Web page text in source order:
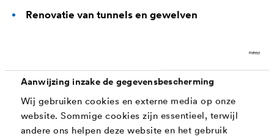
Aanwijzing inzake de gegevensbescherming
Wij gebruiken cookies en externe media op onze
website. Sommige cookies zijn essentieel, terwijl
andere ons helpen deze website en het gebruik
Renovatie van tunnels en gewelven
gecreëerd voor percolatie- en oppervlaktewater.
Het raster hecht zich goed vast aan het
spuitbeton.
Verwerking van DELTA ®